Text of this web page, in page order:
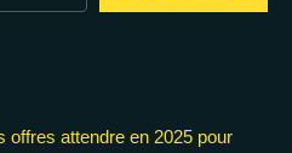
offres attendre en 2025 pour